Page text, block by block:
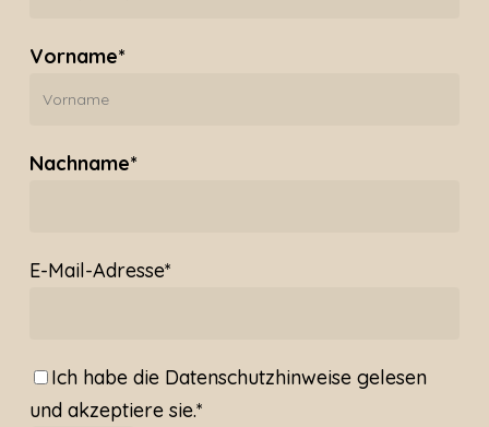
Vorname*
Nachname*
E-Mail-Adresse*
Ich habe die Datenschutzhinweisegelesen
und akzeptiere sie.*